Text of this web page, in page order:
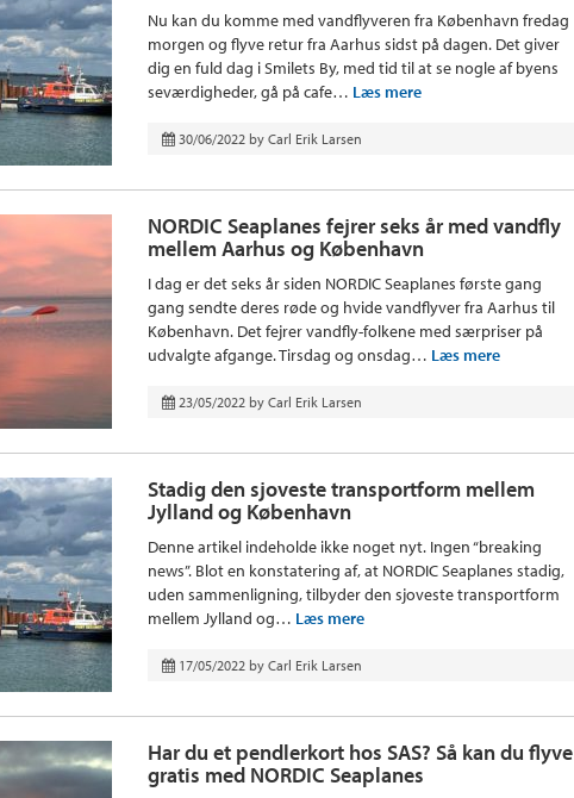
Nu kan du komme med vandflyveren fra København fredag
morgen og flyve retur fra Aarhus sidst på dagen. Det giver
dig en fuld dag i Smilets By, med tid til at se nogle af byens
seværdigheder, gå på cafe… Læs mere
30/06/2022 by Carl Erik Larsen
NORDIC Seaplanes fejrer seks år med vandfly
mellem Aarhus og København
I dag er det seks år siden NORDIC Seaplanes første gang
gang sendte deres røde og hvide vandflyver fra Aarhus til
København. Det fejrer vandfly-folkene med særpriser på
udvalgte afgange. Tirsdag og onsdag… Læs mere
23/05/2022 by Carl Erik Larsen
Stadig den sjoveste transportform mellem
Jylland og København
Denne artikel indeholde ikke noget nyt. Ingen “breaking
news”. Blot en konstatering af, at NORDIC Seaplanes stadig,
uden sammenligning, tilbyder den sjoveste transportform
mellem Jylland og… Læs mere
17/05/2022 by Carl Erik Larsen
Har du et pendlerkort hos SAS? Så kan du flyve
gratis med NORDIC Seaplanes